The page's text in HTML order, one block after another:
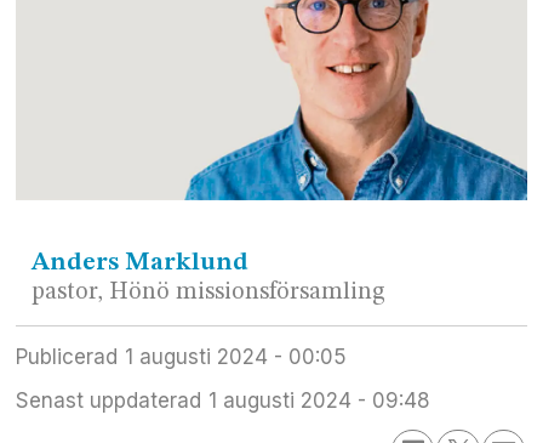
Anders Marklund
pastor, Hönö missionsförsamling
Publicerad
1 augusti 2024 - 00:05
Senast uppdaterad
1 augusti 2024 - 09:48